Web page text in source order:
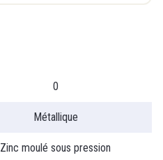
0
Métallique
Zinc moulé sous pression